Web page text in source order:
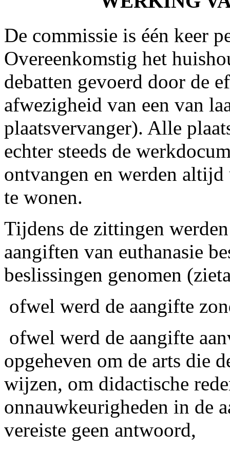
De commissie is één keer
Overeenkomstig het
debatten gevoerd door de
afwezigheid van een van
plaatsvervanger). Alle
echter steeds de
ontvangen en werden
te wonen.
Tijdens de zittingen
aangiften van euthanasie
beslissingen genomen
ofwel werd de aangifte
ofwel werd de aangifte
opgeheven om de arts die
wijzen, om didactische
onnauwkeurigheden in de
vereiste geen antwoord,